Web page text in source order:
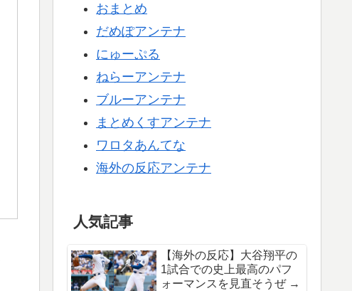
おまとめ
だめぽアンテナ
にゅーぷる
ねらーアンテナ
ブルーアンテナ
まとめくすアンテナ
ワロタあんてな
海外の反応アンテナ
人気記事
【海外の反応】大谷翔平の
1試合での史上最高のパフ
ォーマンスを見直そうぜ →